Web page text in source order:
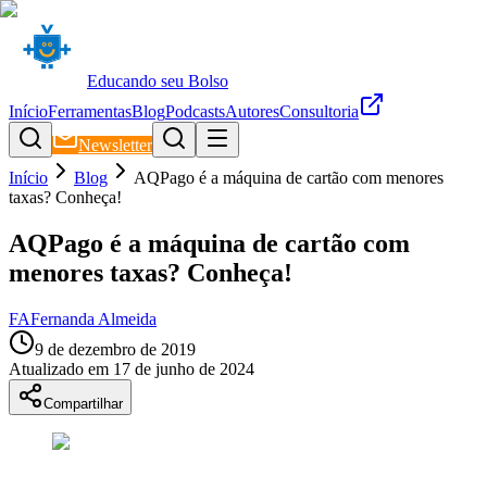
Educando seu Bolso
InícioFerramentasBlogPodcastsAutoresConsultoria
Newsletter
Início
Blog
AQPago é a máquina de cartão com menores
taxas? Conheça!
AQPago é a máquina de cartão com
menores taxas? Conheça!
FAFernanda Almeida
9 de dezembro de 2019
Atualizado em 17 de junho de 2024
Compartilhar